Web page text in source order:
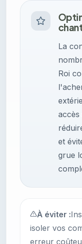
La
Roi
et
grue
À éviter :
isoler vos
erreur